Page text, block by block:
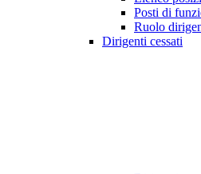
Posti di
Ruolo
Dirigenti cessati